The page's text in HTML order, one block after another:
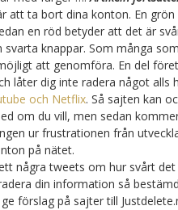
att ta bort dina konton. En
en röd betyder att det är
svarta knappar. Som många
att genomföra. En del
låter dig inte radera något alls
och Netflix. Så sajten kan
om du vill, men sedan
ur frustrationen från
på nätet.
några tweets om hur svårt
din information så
förslag på sajter till